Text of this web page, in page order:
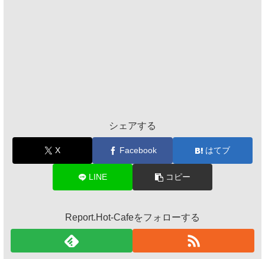
シェアする
X Facebook はてブ
LINE コピー
Report.Hot-Cafeをフォローする